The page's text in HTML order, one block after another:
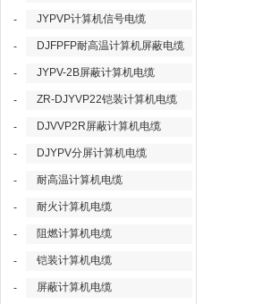
- JYPVP计算机信号电缆
- DJFPFP耐高温计算机屏蔽电缆
- JYPV-2B屏蔽计算机电缆
- ZR-DJYVP22铠装计算机电缆
- DJVVP2R屏蔽计算机电缆
- DJYPV分屏计算机电缆
- 耐高温计算机电缆
- 耐火计算机电缆
- 阻燃计算机电缆
- 铠装计算机电缆
- 屏蔽计算机电缆